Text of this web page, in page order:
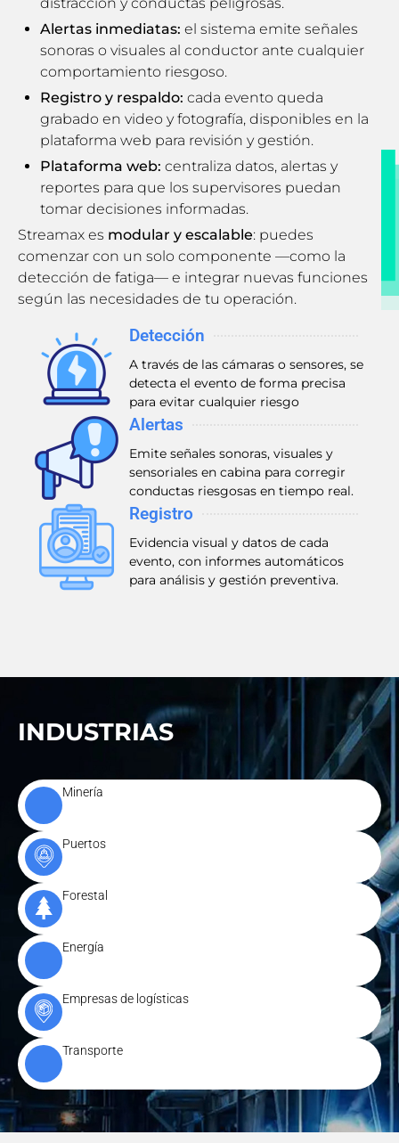
Alertas inmediatas: el sistema emite señales
sonoras o visuales al conductor ante cualquier
comportamiento riesgoso.
Registro y respaldo: cada evento queda
grabado en video y fotografía, disponibles en la
plataforma web para revisión y gestión.
Plataforma web: centraliza datos, alertas y
reportes para que los supervisores puedan
tomar decisiones informadas.
Streamax es modular y escalable: puedes
comenzar con un solo componente —como la
detección de fatiga— e integrar nuevas funciones
según las necesidades de tu operación.
Detección
A través de las cámaras o sensores, se
detecta el evento de forma precisa
para evitar cualquier riesgo
Alertas
Emite señales sonoras, visuales y
sensoriales en cabina para corregir
conductas riesgosas en tiempo real.
Registro
Evidencia visual y datos de cada
evento, con informes automáticos
para análisis y gestión preventiva.
INDUSTRIAS
Minería
Puertos
Forestal
Energía
Empresas de logísticas
Transporte